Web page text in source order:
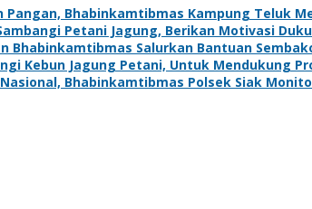
Pangan, Bhabinkamtibmas Kampung Teluk
Petani Jagung, Berikan Motivasi
Bhabinkamtibmas Salurkan Bantuan
Kebun Jagung Petani, Untuk Mendukung
Bhabinkamtibmas Polsek Siak